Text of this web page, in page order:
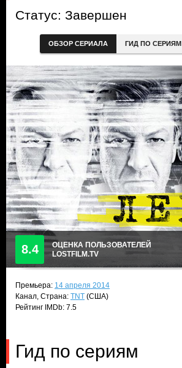
Статус: Завершен
ОБЗОР СЕРИАЛА ГИД ПО СЕРИЯМ
8.4
ОЦЕНКА ПОЛЬЗОВАТЕЛЕЙ
LOSTFILM.TV
Премьера: 14 апреля 2014
Канал, Страна: TNT (США)
Рейтинг IMDb: 7.5
Гид по сериям